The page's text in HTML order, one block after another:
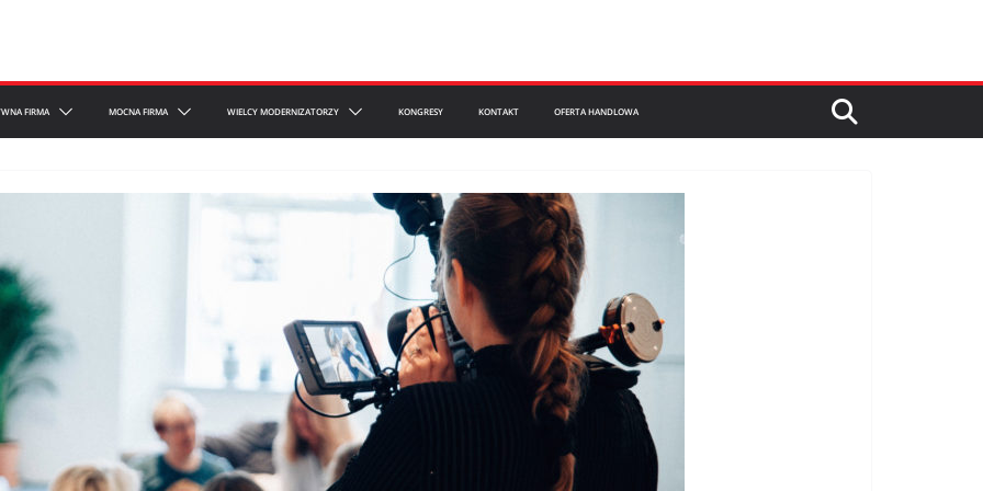
FIRMA MOCNA FIRMA WIELCY MODERNIZATORZY KONGRESY KONTAKT OFERTA HANDLOWA